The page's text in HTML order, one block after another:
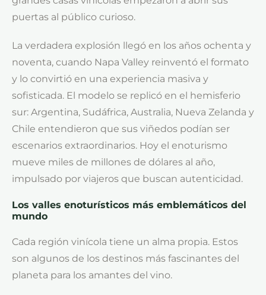
puertas al público curioso.
La verdadera explosión llegó en los años ochenta y
noventa, cuando Napa Valley reinventó el formato
y lo convirtió en una experiencia masiva y
sofisticada. El modelo se replicó en el hemisferio
sur: Argentina, Sudáfrica, Australia, Nueva Zelanda y
Chile entendieron que sus viñedos podían ser
escenarios extraordinarios. Hoy el enoturismo
mueve miles de millones de dólares al año,
impulsado por viajeros que buscan autenticidad.
Los valles enoturísticos más emblemáticos del
mundo
Cada región vinícola tiene un alma propia. Estos
son algunos de los destinos más fascinantes del
planeta para los amantes del vino.